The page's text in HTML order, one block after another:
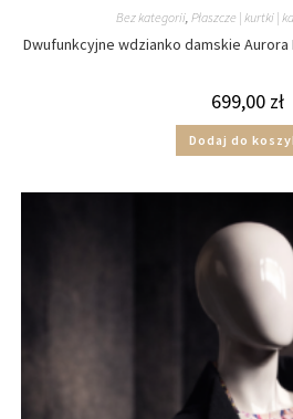
Bez kategorii, Płaszcze | kurtki |
Dwufunkcyjne wdzianko damskie Aurora
699,00 zł
Dodaj do